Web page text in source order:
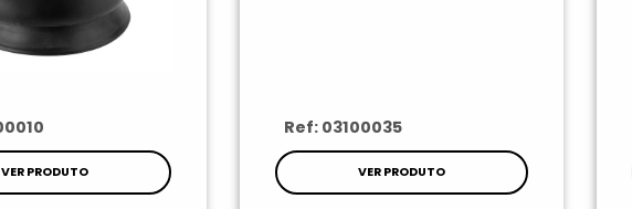
VER PRODUTO
Ref: 03100035
VER PRODUTO